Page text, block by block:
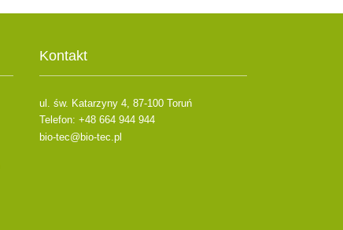
Kontakt
ul. św. Katarzyny 4, 87-100 Toruń
Telefon: +48 664 944 944
bio-tec@bio-tec.pl